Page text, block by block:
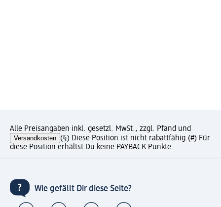
Alle Preisangaben inkl. gesetzl. MwSt., zzgl. Pfand und
Versandkosten (§) Diese Position ist nicht rabattfähig.(#) Für
diese Position erhältst Du keine PAYBACK Punkte.
Wie gefällt Dir diese Seite?